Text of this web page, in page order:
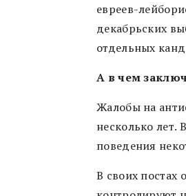
евреев-
декабрьских
отдельных
А в чем
Жалобы на
несколько лет.
поведения
В своих постах